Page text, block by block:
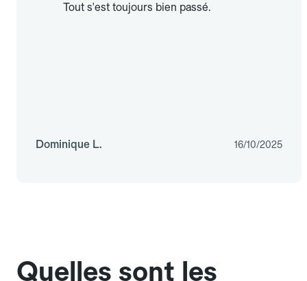
Tout s'est toujours bien passé.
Dominique L. 16/10/2025
Quelles sont les